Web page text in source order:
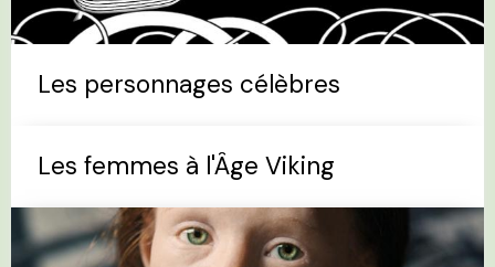
Les personnages célèbres
Les femmes à l'Âge Viking